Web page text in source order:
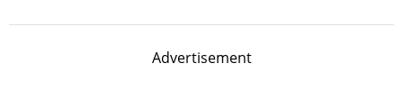
Advertisement